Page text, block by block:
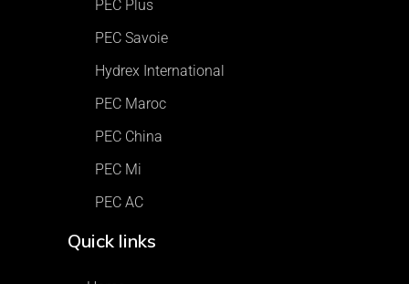
PEC Plus
PEC Savoie
Hydrex International
PEC Maroc
PEC China
PEC Mi
PEC AC
Quick links